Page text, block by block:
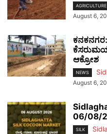
AGRICULTURE
August 6,
ಕನಕನಗರ:
ಆಕ್ರೋಶ
NEWS
August 6,
06/08/
SILK